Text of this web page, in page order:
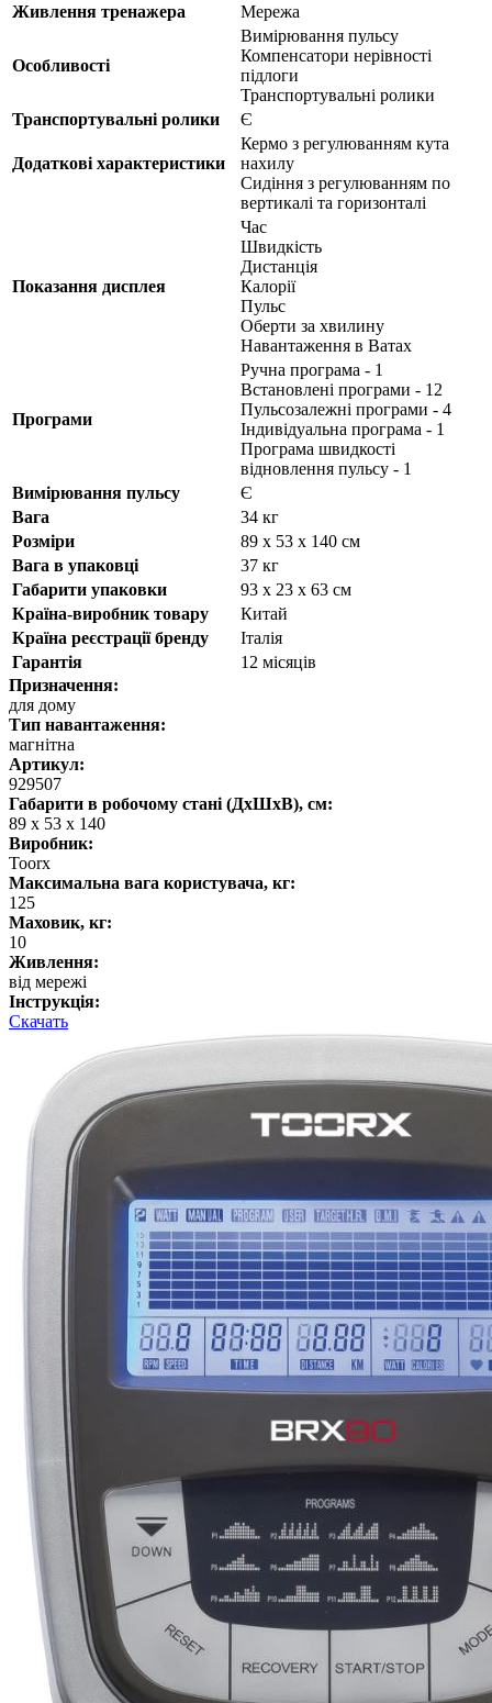
Живлення тренажера
Мережа
Особливості
Вимірювання пульсу
Компенсатори нерівності
підлоги
Транспортувальні ролики
Транспортувальні ролики
Є
Додаткові характеристики
Кермо з регулюванням кута
нахилу
Сидіння з регулюванням по
вертикалі та горизонталі
Показання дисплея
Час
Швидкість
Дистанція
Калорії
Пульс
Оберти за хвилину
Навантаження в Ватах
Програми
Ручна програма - 1
Встановлені програми - 12
Пульсозалежні програми - 4
Індивідуальна програма - 1
Програма швидкості
відновлення пульсу - 1
Вимірювання пульсу
Є
Вага
34 кг
Розміри
89 х 53 х 140 см
Вага в упаковці
37 кг
Габарити упаковки
93 х 23 х 63 см
Країна-виробник товару
Китай
Країна реєстрації бренду
Італія
Гарантія
12 місяців
Призначення:
для дому
Тип навантаження:
магнітна
Артикул:
929507
Габарити в робочому стані (ДхШхВ), см:
89 x 53 x 140
Виробник:
Toorx
Максимальна вага користувача, кг:
125
Маховик, кг:
10
Живлення:
від мережі
Інструкція:
Скачать